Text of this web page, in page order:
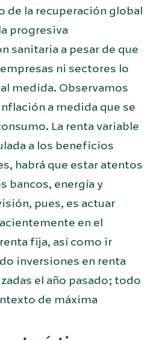
de la recuperación global
progresiva
sanitaria a pesar de que
ni sectores lo
medida. Observamos
a medida que se
La renta variable
a los beneficios
habrá que estar atentos
bancos, energía y
pues, es actuar
en el
fija, así como ir
inversiones en renta
el año pasado; todo
de máxima